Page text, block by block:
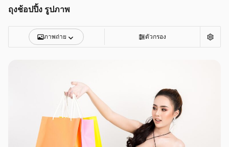
ถุงช้อปปิ้ง รูปภาพ
ภาพถ่าย ตัวกรอง